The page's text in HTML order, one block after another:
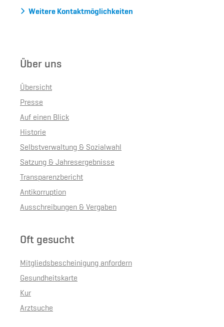
Weitere Kontaktmöglichkeiten
Über uns
Übersicht
Presse
Auf einen Blick
Historie
Selbstverwaltung & Sozialwahl
Satzung & Jahresergebnisse
Transparenzbericht
Antikorruption
Ausschreibungen & Vergaben
Oft gesucht
Mitgliedsbescheinigung anfordern
Gesundheitskarte
Kur
Arztsuche